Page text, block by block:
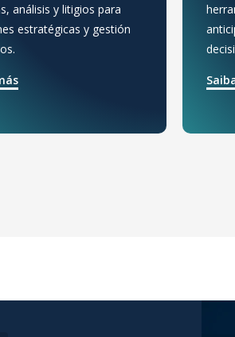
análisis y litigios para
estratégicas y gestión